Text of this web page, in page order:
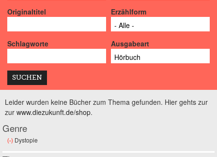
Originaltitel Erzählform
Schlagworte Ausgabeart
Leider wurden keine Bücher zum Thema gefunden. Hier gehts zur
zur www.diezukunft.de/shop.
Genre
(-) Remove Dystopie filter
Dystopie